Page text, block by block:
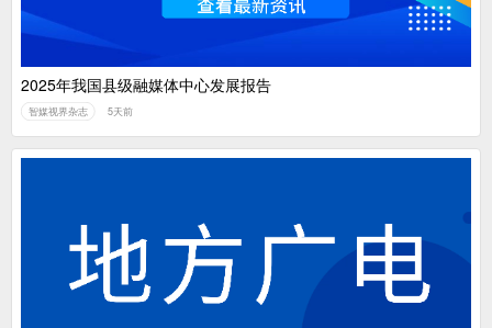
2025年我国县级融媒体中心发展报告
智媒视界杂志 5天前